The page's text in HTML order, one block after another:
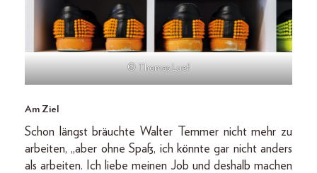
© Thomas Luef
Am Ziel
Schon längst bräuchte Walter Temmer nicht mehr zu
arbeiten, „aber ohne Spaß, ich könnte gar nicht anders
als arbeiten. Ich liebe meinen Job und deshalb machen